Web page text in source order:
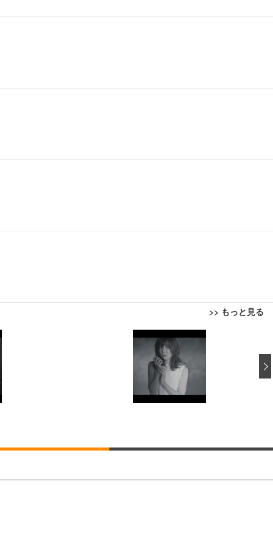
>> もっと見る
昇降 強化ナイロン樹脂ベース 通気性メッシュ 在宅ワーク H-WY01
跳ね上げ式アームレスト 3Dヘッドレスト ハンガー付き 高反発クッ